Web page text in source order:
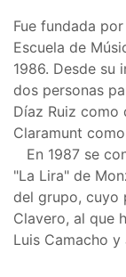
Fue fundada
Escuela de
1986. Desde su
dos personas
Díaz Ruiz
Claramunt
En 1987 se
"La Lira" de
del grupo, cuyo
Clavero, al que
Luis Camacho